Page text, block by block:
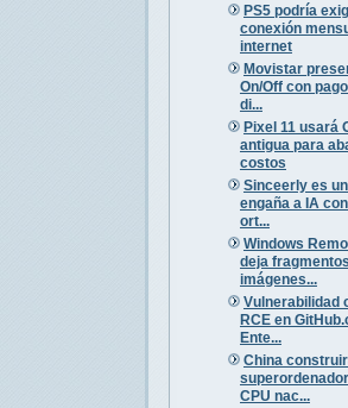
PS5 podría
conexión
internet
Movistar
On/Off con
di...
Pixel 11 usará
antigua para
costos
Sinceerly es
engaña a IA
ort...
Windows
deja
imágenes...
Vulnerabilidad
RCE en
Ente...
China
CPU nac...